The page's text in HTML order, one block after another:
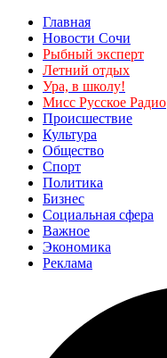
Главная
Новости Сочи
Рыбный эксперт
Летний отдых
Ура, в школу!
Мисс Русское Радио
Происшествие
Культура
Общество
Спорт
Политика
Бизнес
Социальная сфера
Важное
Экономика
Реклама